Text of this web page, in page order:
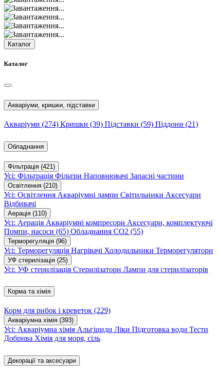
Каталог
Каталог
Акваріуми, кришки, підставки
Акваріуми (274) Кришки (39) Підставки (59) Піддони (21)
Обладнання
Фільтрація (421)
Усі: Фільтрація Фільтри Наповнювачі Запасні частини
Освітлення (210)
Усі: Освітлення Акваріумні лампи Світильники Аксесуари
Відбивачі
Аерація (110)
Усі: Аерація Акваріумні компресори Аксесуари, комплектуючі
Помпи, насоси (65) Обладнання CO2 (55)
Терморегуляція (96)
Усі: Терморегуляція Нагрівачі Холодильники Терморегулятори
УФ стерилізація (25)
Усі: УФ стерилізація Стерилізатори Лампи для стерилізаторів
Корма та хімія
Корм для рибок і креветок (229)
Акваріумна хімія (393)
Усі: Акваріумна хімія Альгіциди Ліки Підготовка води Тести
Добрива Хімія для моря, сіль
Декорації та аксесуари